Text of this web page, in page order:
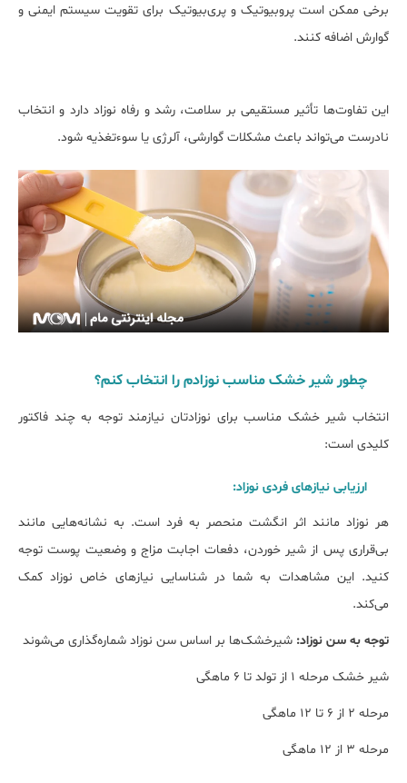
برخی ممکن است پروبیوتیک و پری‌بیوتیک برای تقویت سیستم ایمنی و
گوارش اضافه کنند.
این تفاوت‌ها تأثیر مستقیمی بر سلامت، رشد و رفاه نوزاد دارد و انتخاب
نادرست می‌تواند باعث مشکلات گوارشی، آلرژی یا سوءتغذیه شود.
چطور شیر خشک مناسب نوزادم را انتخاب کنم؟
انتخاب شیر خشک مناسب برای نوزادتان نیازمند توجه به چند فاکتور
کلیدی است:
ارزیابی نیازهای فردی نوزاد:
هر نوزاد مانند اثر انگشت منحصر به فرد است. به نشانه‌هایی مانند
بی‌قراری پس از شیر خوردن، دفعات اجابت مزاج و وضعیت پوست توجه
کنید. این مشاهدات به شما در شناسایی نیازهای خاص نوزاد کمک
می‌کند.
توجه به سن نوزاد: شیرخشک‌ها بر اساس سن نوزاد شماره‌گذاری می‌شوند
شیر خشک مرحله ۱ از تولد تا ۶ ماهگی
مرحله ۲ از ۶ تا ۱۲ ماهگی
مرحله ۳ از ۱۲ ماهگی